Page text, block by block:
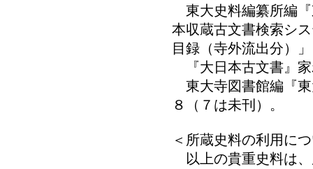
東大史料編纂所編
本収蔵古文書検索シ
目録（寺外流出分）」
『大日本古文書』
東大寺図書館編『
８（７は未刊）。
＜所蔵史料の利用に
以上の貴重史料は